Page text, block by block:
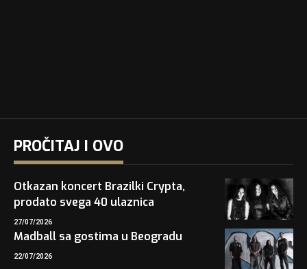
PROČITAJ I OVO
Otkazan koncert Brazilki Crypta,
prodato svega 40 ulaznica
27/07/2026
Madball sa gostima u Beogradu
22/07/2026